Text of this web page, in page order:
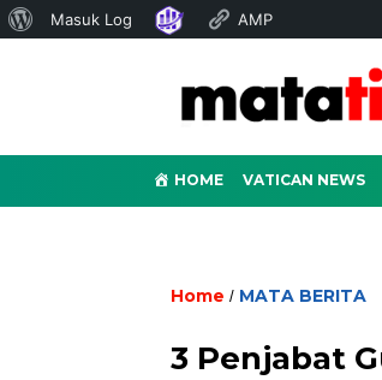
Tentang
Masuk Log AMP
HOME VATICAN NEWS
Home / MATA BERITA
3 Penjabat